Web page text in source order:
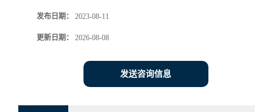
发布日期： 2023-08-11
更新日期： 2026-08-08
发送咨询信息